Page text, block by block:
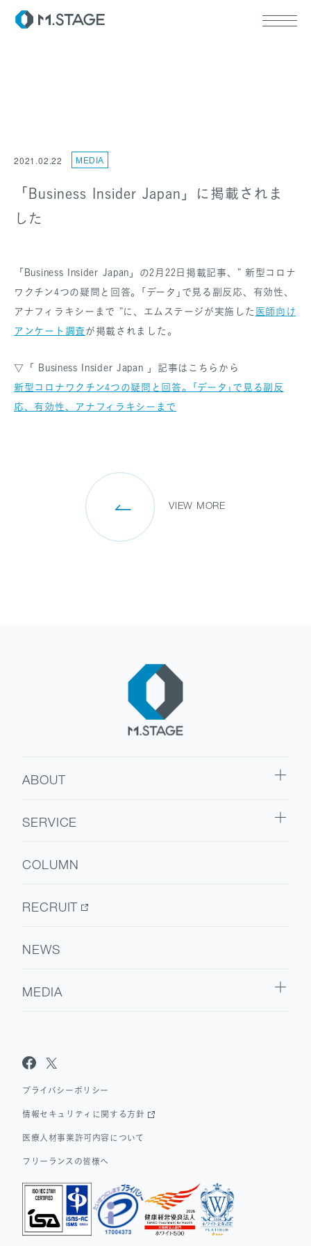
会社情報
SERVICE TOP
ウェルビーイング
医療人材
RECRUIT
SANPO NAVI
DR.転職なび
医療人材事業許可内容について
フリーランスの皆様へ
2021.02.22 MEDIA
「Business Insider Japan」に掲載されま
した
「Business Insider Japan」の2月22日掲載記事、” 新型コロナ
ワクチン4つの疑問と回答。｢データ｣で見る副反応、有効性、
アナフィラキシーまで ”に、エムステージが実施した 医師向け
アンケート調査が掲載されました。
▽「 Business Insider Japan 」記事はこちらから
新型コロナワクチン4つの疑問と回答。｢データ｣で見る副反
応、有効性、アナフィラキシーまで
VIEW MORE
ABOUT
会社情報
SERVICE
医療人材
COLUMN
RECRUIT
NEWS
MEDIA
Dr.アルなび
プライバシーポリシー
情報セキュリティに関する方針
医療人材事業許可内容について
フリーランスの皆様へ